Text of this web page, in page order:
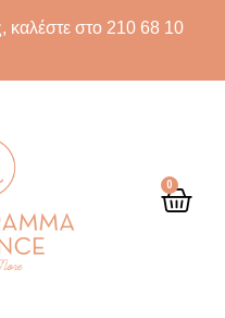
καλέστε στο 210 68 10
0